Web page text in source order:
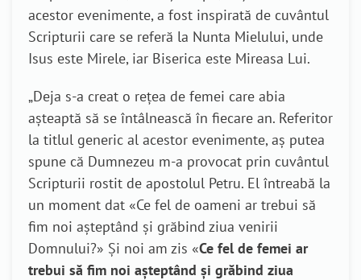
acestor evenimente, a fost inspirată de cuvântul
Scripturii care se referă la Nunta Mielului, unde
Isus este Mirele, iar Biserica este Mireasa Lui.
„Deja s-a creat o rețea de femei care abia
așteaptă să se întâlnească în fiecare an. Referitor
la titlul generic al acestor evenimente, aș putea
spune că Dumnezeu m-a provocat prin cuvântul
Scripturii rostit de apostolul Petru. El întreabă la
un moment dat «Ce fel de oameni ar trebui să
fim noi așteptând și grăbind ziua venirii
Domnului?» Și noi am zis «Ce fel de femei ar
trebui să fim noi așteptând și grăbind ziua